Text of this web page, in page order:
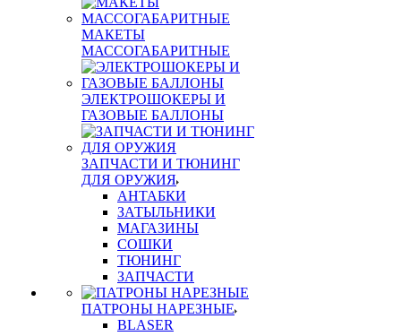
МАКЕТЫ
МАССОГАБАРИТНЫЕ
ЭЛЕКТРОШОКЕРЫ И
ГАЗОВЫЕ БАЛЛОНЫ
ЗАПЧАСТИ И ТЮНИНГ
ДЛЯ ОРУЖИЯ
АНТАБКИ
ЗАТЫЛЬНИКИ
МАГАЗИНЫ
СОШКИ
ТЮНИНГ
ЗАПЧАСТИ
ПАТРОНЫ НАРЕЗНЫЕ
BLASER